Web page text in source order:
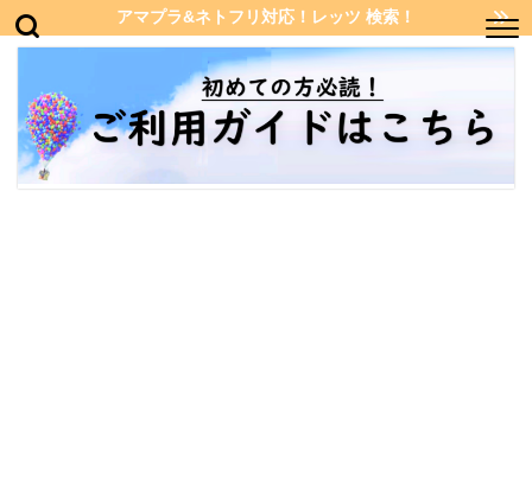
アマプラ&ネトフリ対応！レッツ 検索！